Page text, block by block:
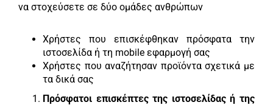
να στοχεύσετε σε δύο ομάδες ανθρώπων
Χρήστες που επισκέφθηκαν πρόσφατα την
ιστοσελίδα ή τη mobile εφαρμογή σας
Χρήστες που αναζήτησαν προϊόντα σχετικά με
τα δικά σας
Πρόσφατοι επισκέπτες της ιστοσελίδας ή της